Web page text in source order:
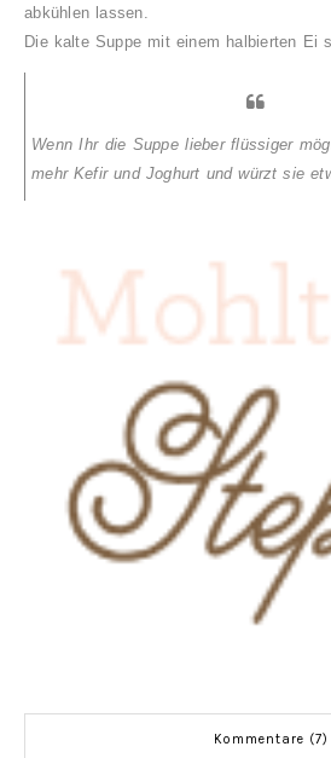
abkühlen lassen.
Die kalte Suppe mit einem halbierten Ei
Wenn Ihr die Suppe lieber flüssiger
mehr Kefir und Joghurt und würzt sie
Kommentare (7)